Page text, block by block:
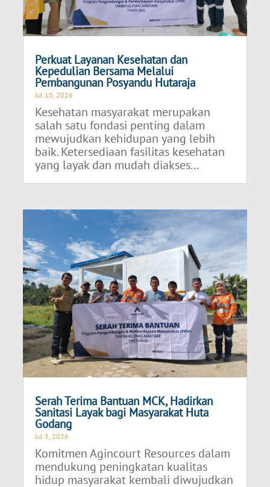
Perkuat Layanan Kesehatan dan
Kepedulian Bersama Melalui
Pembangunan Posyandu Hutaraja
Jul 10, 2026
Kesehatan masyarakat merupakan
salah satu fondasi penting dalam
mewujudkan kehidupan yang lebih
baik. Ketersediaan fasilitas kesehatan
yang layak dan mudah diakses...
Serah Terima Bantuan MCK, Hadirkan
Sanitasi Layak bagi Masyarakat Huta
Godang
Jul 3, 2026
Komitmen Agincourt Resources dalam
mendukung peningkatan kualitas
hidup masyarakat kembali diwujudkan